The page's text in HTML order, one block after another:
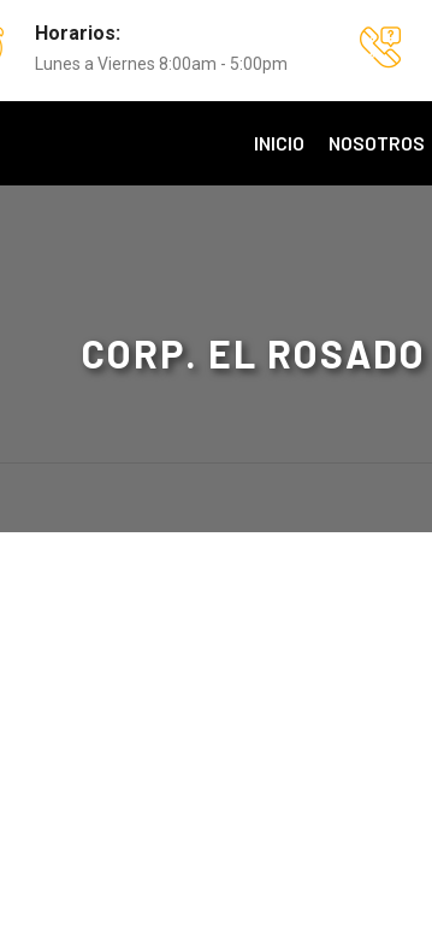
Horarios:
Lunes a Viernes 8:00am - 5:00pm
INICIO NOSOTROS
CORP. EL ROSADO